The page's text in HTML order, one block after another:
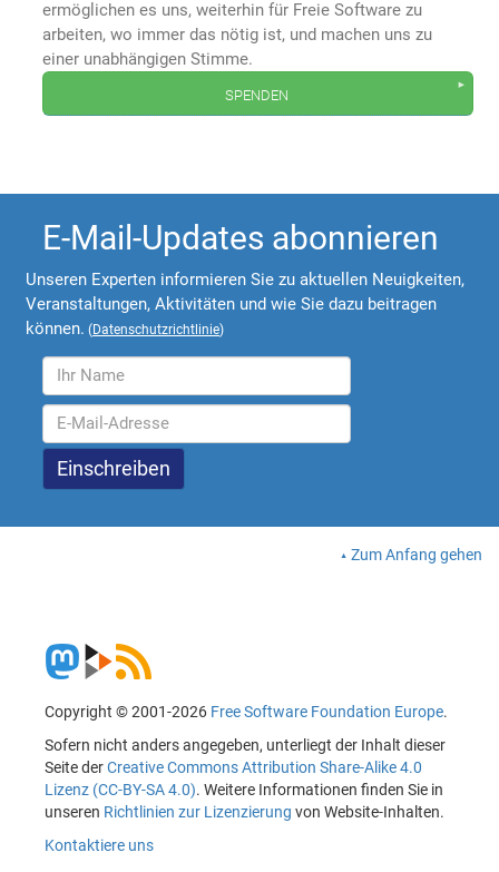
ermöglichen es uns, weiterhin für Freie Software zu
arbeiten, wo immer das nötig ist, und machen uns zu
einer unabhängigen Stimme.
spenden
E-Mail-Updates abonnieren
Unseren Experten informieren Sie zu aktuellen Neuigkeiten,
Veranstaltungen, Aktivitäten und wie Sie dazu beitragen
können. (Datenschutzrichtlinie)
Zum Anfang gehen
Copyright © 2001-2026 Free Software Foundation Europe.
Sofern nicht anders angegeben, unterliegt der Inhalt dieser
Seite derCreative Commons Attribution Share-Alike 4.0
Lizenz (CC-BY-SA 4.0). Weitere Informationen finden Sie in
unseren Richtlinien zur Lizenzierung von Website-Inhalten.
Kontaktiere uns